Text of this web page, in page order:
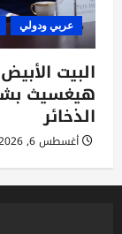
عربي ودولي
البيت
هيغسيث
الذخائر
أغسطس 6, 2026